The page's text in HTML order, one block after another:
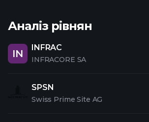
Аналіз рівнян
IN
INFRAC
INFRACORE SA
SPSN
Swiss Prime Site AG